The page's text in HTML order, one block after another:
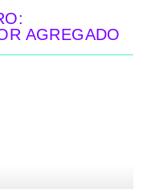
AGREGADO